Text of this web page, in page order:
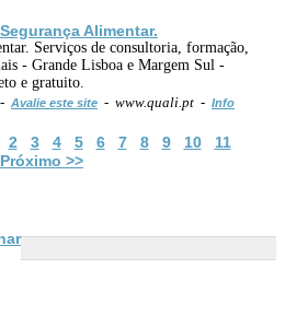
Alimentar.
Serviços de consultoria, formação,
- Grande Lisboa e Margem Sul -
e gratuito.
Avalie este site - www.quali.pt - Info
2 3 4 5 6 7 8 9 10
11
Próximo >>